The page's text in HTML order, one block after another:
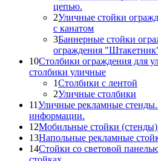
цепью.
2Уличные стойки
с канатом
3Баннерные стойки
ограждения
10Столбики ограждения для
столбики уличные
1Столбики с лентой
2Уличные столбики
11Уличные рекламные
информации.
12Мобильные стойки (стенды)
13Напольные рекламные
14Стойки со световой